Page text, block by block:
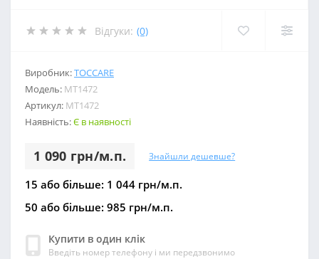
Відгуки: (0)
Виробник:TOCCARE
Модель: МТ1472
Артикул: МТ1472
Наявність:Є в наявності
1 090 грн/м.п. Знайшли дешевше?
15 або більше: 1 044 грн/м.п.
50 або більше: 985 грн/м.п.
Купити в один клік
Введіть номер телефону і ми передзвонимо